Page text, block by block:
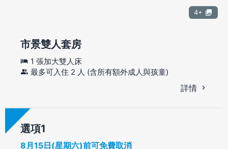
4+
市景雙人套房
1 張加大雙人床
最多可入住 2 人 (含所有額外成人與孩童)
詳情
選項
8月15日(星期六)前可免費取消